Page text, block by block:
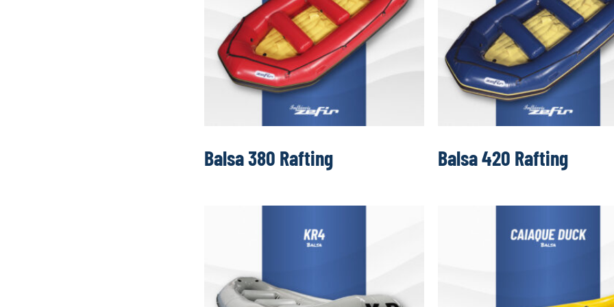
Balsa 380 Rafting Balsa 420 Rafting